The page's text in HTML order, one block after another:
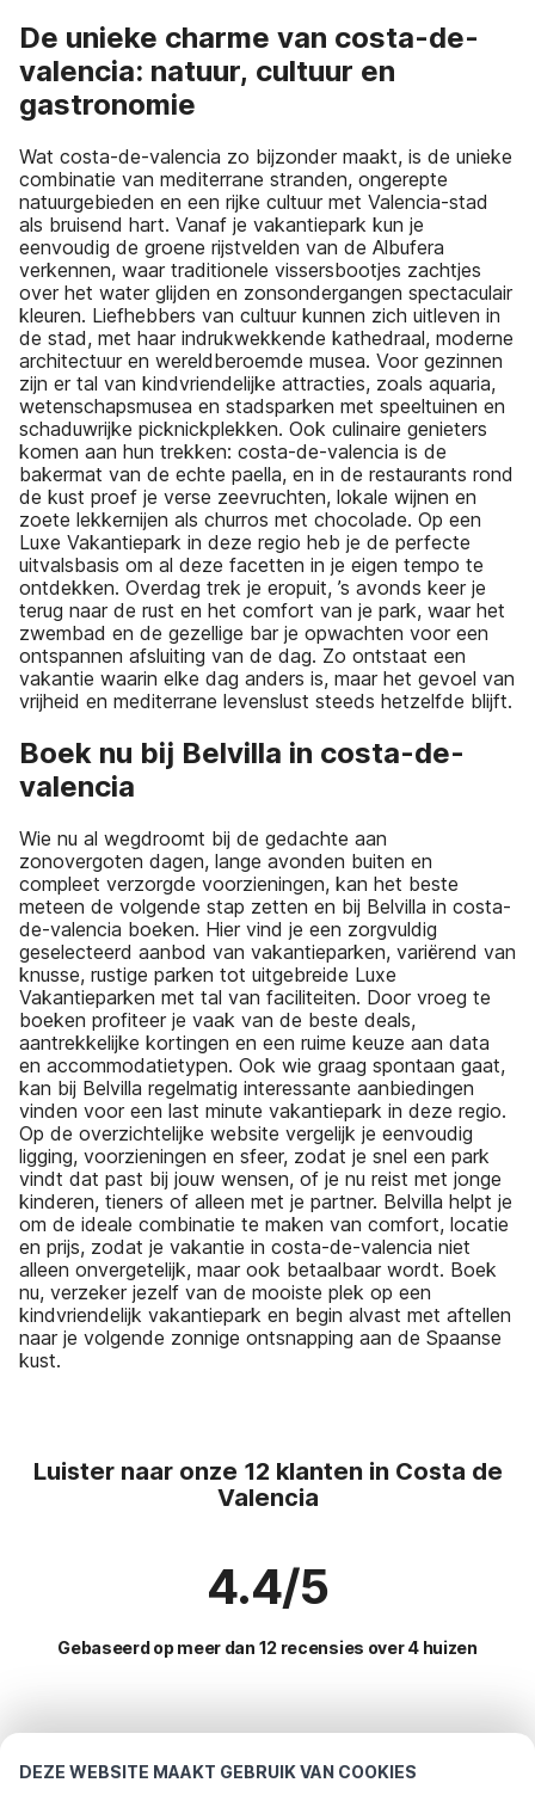
DEZE WEBSITE MAAKT GEBRUIK VAN COOKIES
De unieke charme van costa-de-
valencia: natuur, cultuur en
gastronomie
Wat costa-de-valencia zo bijzonder maakt, is de unieke
combinatie van mediterrane stranden, ongerepte
natuurgebieden en een rijke cultuur met Valencia-stad
als bruisend hart. Vanaf je vakantiepark kun je
eenvoudig de groene rijstvelden van de Albufera
verkennen, waar traditionele vissersbootjes zachtjes
over het water glijden en zonsondergangen spectaculair
kleuren. Liefhebbers van cultuur kunnen zich uitleven in
de stad, met haar indrukwekkende kathedraal, moderne
architectuur en wereldberoemde musea. Voor gezinnen
zijn er tal van kindvriendelijke attracties, zoals aquaria,
wetenschapsmusea en stadsparken met speeltuinen en
schaduwrijke picknickplekken. Ook culinaire genieters
komen aan hun trekken: costa-de-valencia is de
bakermat van de echte paella, en in de restaurants rond
de kust proef je verse zeevruchten, lokale wijnen en
zoete lekkernijen als churros met chocolade. Op een
Luxe Vakantiepark in deze regio heb je de perfecte
uitvalsbasis om al deze facetten in je eigen tempo te
ontdekken. Overdag trek je eropuit, ’s avonds keer je
terug naar de rust en het comfort van je park, waar het
zwembad en de gezellige bar je opwachten voor een
ontspannen afsluiting van de dag. Zo ontstaat een
vakantie waarin elke dag anders is, maar het gevoel van
vrijheid en mediterrane levenslust steeds hetzelfde blijft.
Boek nu bij Belvilla in costa-de-
valencia
Wie nu al wegdroomt bij de gedachte aan
zonovergoten dagen, lange avonden buiten en
compleet verzorgde voorzieningen, kan het beste
meteen de volgende stap zetten en bij Belvilla in costa-
de-valencia boeken. Hier vind je een zorgvuldig
geselecteerd aanbod van vakantieparken, variërend van
knusse, rustige parken tot uitgebreide Luxe
Vakantieparken met tal van faciliteiten. Door vroeg te
boeken profiteer je vaak van de beste deals,
aantrekkelijke kortingen en een ruime keuze aan data
en accommodatietypen. Ook wie graag spontaan gaat,
kan bij Belvilla regelmatig interessante aanbiedingen
vinden voor een last minute vakantiepark in deze regio.
Op de overzichtelijke website vergelijk je eenvoudig
ligging, voorzieningen en sfeer, zodat je snel een park
vindt dat past bij jouw wensen, of je nu reist met jonge
kinderen, tieners of alleen met je partner. Belvilla helpt je
om de ideale combinatie te maken van comfort, locatie
en prijs, zodat je vakantie in costa-de-valencia niet
alleen onvergetelijk, maar ook betaalbaar wordt. Boek
nu, verzeker jezelf van de mooiste plek op een
kindvriendelijk vakantiepark en begin alvast met aftellen
naar je volgende zonnige ontsnapping aan de Spaanse
kust.
Luister naar onze 12 klanten in Costa de
Valencia
4.4/5
Gebaseerd op meer dan 12 recensies over 4 huizen
vakantie